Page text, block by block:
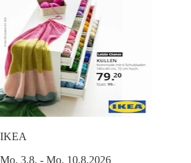
IKEA
Mo. 3.8. - Mo. 10.8.2026